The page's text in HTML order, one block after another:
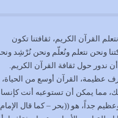
القرآن الكريم، ثقافتنا تكون
ونحن نتعلم ونُعلّم ونحن نُرْشِد
ندور حول ثقافة القرآن الكريم.
عظيمة، القرآن أوسع من الحياة،
مما يمكن أن تستوعبه أنت
جداً، هو ((بحر – كما قال الإمام